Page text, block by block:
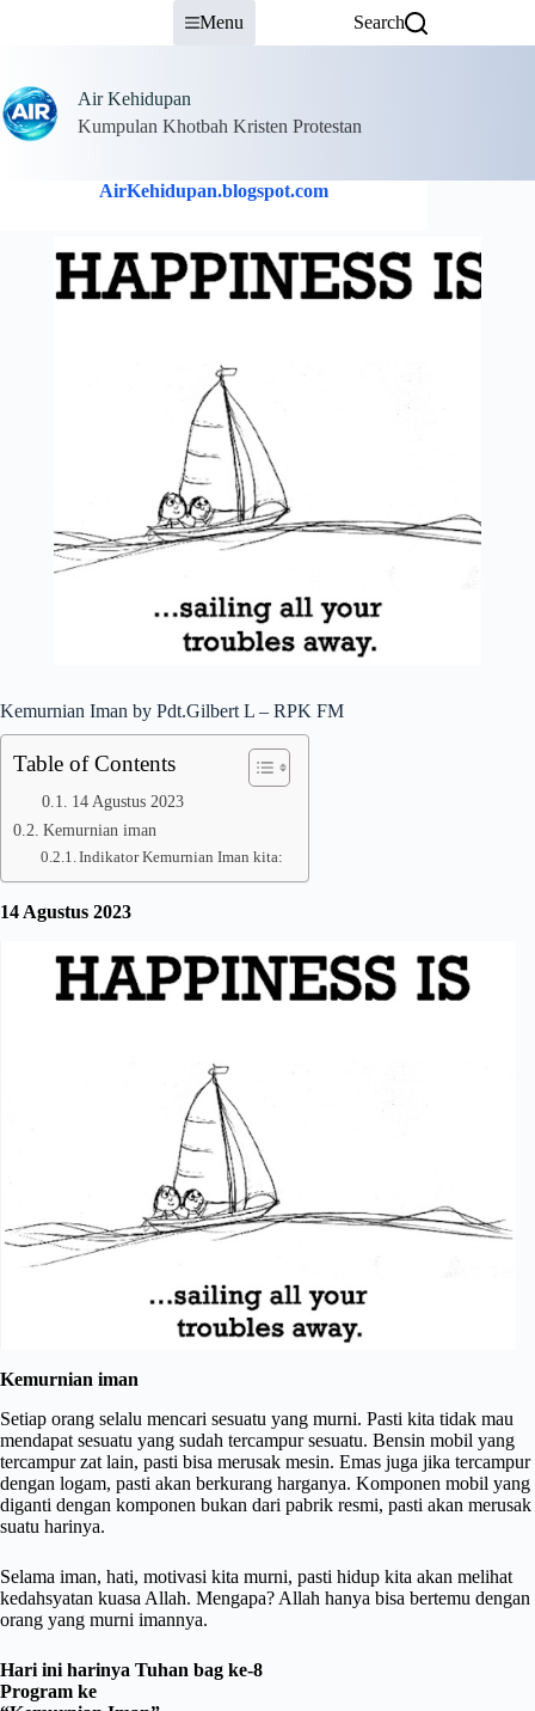
Menu Search
Air Kehidupan
Kumpulan Khotbah Kristen Protestan
AirKehidupan.blogspot.com
Kemurnian Iman by Pdt.Gilbert L – RPK FM
Table of Contents
14 Agustus 2023
Kemurnian iman
Indikator Kemurnian Iman kita:
14 Agustus 2023
Kemurnian iman
Setiap orang selalu mencari sesuatu yang murni. Pasti kita tidak mau
mendapat sesuatu yang sudah tercampur sesuatu. Bensin mobil yang
tercampur zat lain, pasti bisa merusak mesin. Emas juga jika tercampur
dengan logam, pasti akan berkurang harganya. Komponen mobil yang
diganti dengan komponen bukan dari pabrik resmi, pasti akan merusak
suatu harinya.
Selama iman, hati, motivasi kita murni, pasti hidup kita akan melihat
kedahsyatan kuasa Allah. Mengapa? Allah hanya bisa bertemu dengan
orang yang murni imannya.
Hari ini harinya Tuhan bag ke-8
Program ke